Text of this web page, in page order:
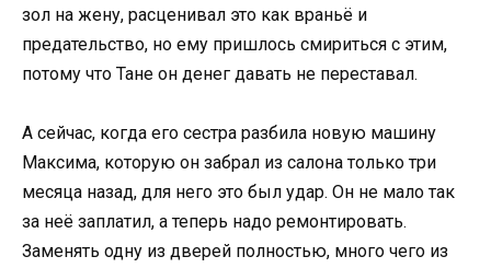
зол на жену, расценивал это как враньё и
предательство, но ему пришлось смириться с этим,
потому что Тане он денег давать не переставал.
А сейчас, когда его сестра разбила новую машину
Максима, которую он забрал из салона только три
месяца назад, для него это был удар. Он не мало так
за неё заплатил, а теперь надо ремонтировать.
Заменять одну из дверей полностью, много чего из